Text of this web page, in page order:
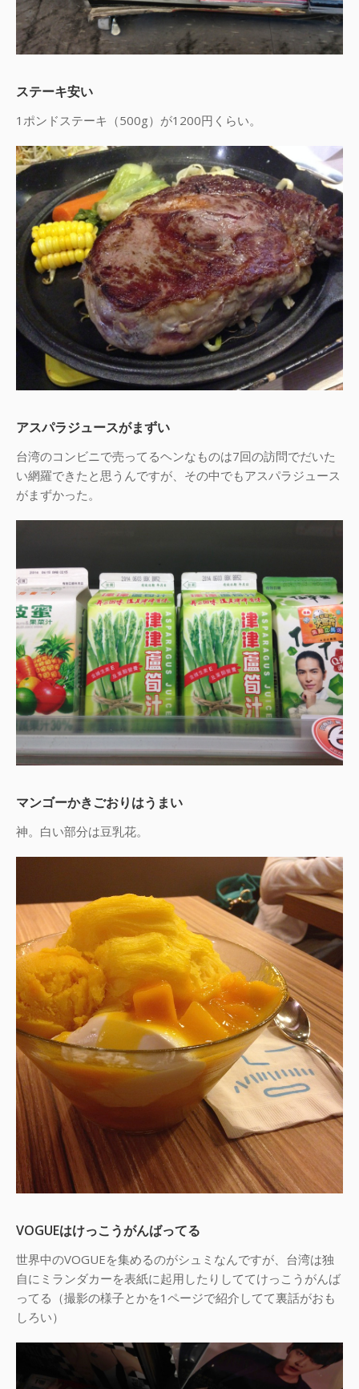
ステーキ安い
1ポンドステーキ（500g）が1200円くらい。
アスパラジュースがまずい
台湾のコンビニで売ってるヘンなものは7回の訪問でだいた
い網羅できたと思うんですが、その中でもアスパラジュース
がまずかった。
マンゴーかきごおりはうまい
神。白い部分は豆乳花。
VOGUEはけっこうがんばってる
世界中のVOGUEを集めるのがシュミなんですが、台湾は独
自にミランダカーを表紙に起用したりしててけっこうがんば
ってる（撮影の様子とかを1ページで紹介してて裏話がおも
しろい）